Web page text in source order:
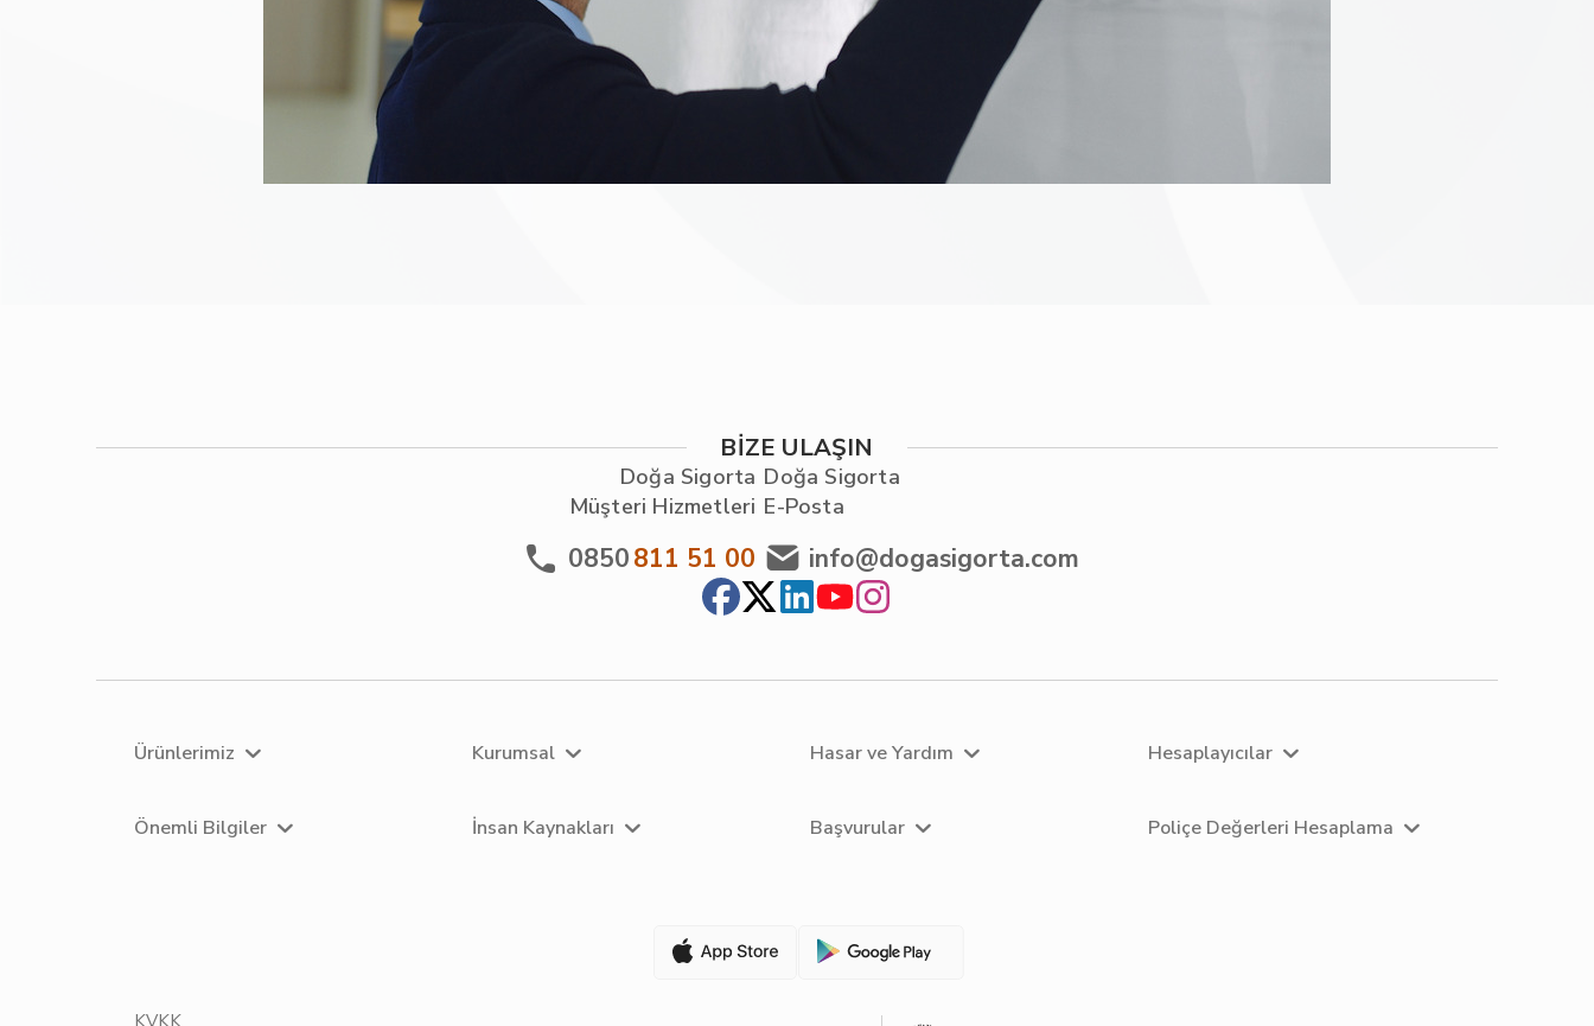
BİZE ULAŞIN
Doğa Sigorta
Müşteri Hizmetleri
0850811 51 00
Doğa Sigorta
E-Posta
info@dogasigorta.com
Ürünlerimiz Kurumsal Hasar ve Yardım Hesaplayıcılar
Önemli Bilgiler İnsan Kaynakları Başvurular Poliçe Değerleri Hesaplama
KVKK